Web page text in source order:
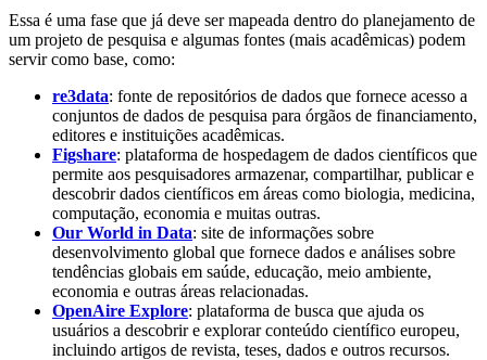
Essa é uma fase que já deve ser mapeada dentro do planejamento de
um projeto de pesquisa e algumas fontes (mais acadêmicas) podem
servir como base, como:
re3data: fonte de repositórios de dados que fornece acesso a
conjuntos de dados de pesquisa para órgãos de financiamento,
editores e instituições acadêmicas.
Figshare: plataforma de hospedagem de dados científicos que
permite aos pesquisadores armazenar, compartilhar, publicar e
descobrir dados científicos em áreas como biologia, medicina,
computação, economia e muitas outras.
Our World in Data: site de informações sobre
desenvolvimento global que fornece dados e análises sobre
tendências globais em saúde, educação, meio ambiente,
economia e outras áreas relacionadas.
OpenAire Explore: plataforma de busca que ajuda os
usuários a descobrir e explorar conteúdo científico europeu,
incluindo artigos de revista, teses, dados e outros recursos.